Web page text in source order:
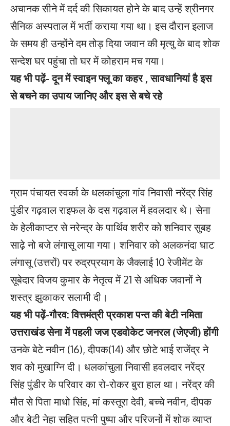
अचानक सीने में दर्द की सिकायत होने के बाद उन्हें श्रीनगर
सैनिक अस्पताल में भर्ती कराया गया था। इस दौरान इलाज
के समय ही उन्होंने दम तोड़ दिया जवान की मृत्यु के बाद शोक
सन्देश घर पहुंचा तो घर में कोहराम मच गया।
यह भी पढ़ें-दून में स्वाइन फ्लू का कहर , सावधानियां है इस
से बचने का उपाय जानिए और इस से बचे रहे
ग्राम पंचायत स्वर्का के धलकांचुला गांव निवासी नरेंद्र सिंह
पुंडीर गढ़वाल राइफल के दस गढ़वाल में हवलदार थे। सेना
के हेलीकाप्टर से नरेन्द्र के पार्थिव शरीर को शनिवार सुबह
साढ़े नो बजे लंगासू लाया गया। शनिवार को अलकनंदा घाट
लंगासू (उत्तरों) पर रुद्रप्रयाग के जैक्लाई 10 रेजीमेंट के
सूबेदार विजय कुमार के नेतृत्व में 21 से अधिक जवानों ने
शस्त्र झुकाकर सलामी दी।
यह भी पढ़ें-गौरव: वित्तमंत्री प्रकाश पन्त की बेटी नमिता
उत्तराखंड सेना में पहली जज एडवोकेट जनरल (जेएजी) होंगी
उनके बेटे नवीन (16), दीपक(14) और छोटे भाई राजेंद्र ने
शव को मुखाग्नि दी। धलकांचुला निवासी हवलदार नरेंद्र
सिंह पुंडीर के परिवार का रो-रोकर बुरा हाल था। नरेंद्र की
मौत से पिता माधो सिंह, मां कस्तूरा देवी, बच्चे नवीन, दीपक
और बेटी नेहा सहित पत्नी पुष्पा और परिजनों में शोक व्याप्त